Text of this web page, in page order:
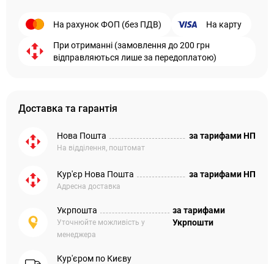
На рахунок ФОП (без ПДВ) На карту
При отриманні (замовлення до 200 грн
відправляються лише за передоплатою)
Доставка та гарантія
Нова Пошта
На відділення, поштомат
за тарифами НП
Кур'єр Нова Пошта
Адресна доставка
за тарифами НП
Укрпошта
Уточнюйте можливість у
менеджера
за тарифами
Укрпошти
Кур'єром по Києву